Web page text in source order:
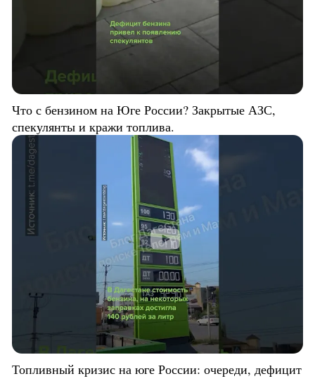
Что с бензином на Юге России? Закрытые АЗС,
спекулянты и кражи топлива.
Топливный кризис на юге России: очереди, дефицит